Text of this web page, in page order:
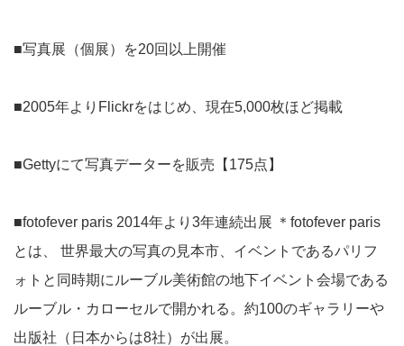
■写真展（個展）を20回以上開催
■2005年よりFlickrをはじめ、現在5,000枚ほど掲載
■Gettyにて写真データーを販売【175点】
■fotofever paris 2014年より3年連続出展 ＊fotofever paris
とは、 世界最大の写真の見本市、イベントであるパリフ
ォトと同時期にルーブル美術館の地下イベント会場である
ルーブル・カローセルで開かれる。約100のギャラリーや
出版社（日本からは8社）が出展。